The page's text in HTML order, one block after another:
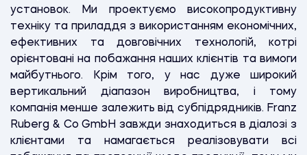
установок. Ми проектуємо високопродуктивну
техніку та приладдя з використанням економічних,
ефективних та довговічних технологій, котрі
орієнтовані на побажання наших клієнтів та вимоги
майбутнього. Крім того, у нас дуже широкий
вертикальний діапазон виробництва, і тому
компанія менше залежить від субпідрядників. Franz
Ruberg & Co GmbH завжди знаходиться в діалозі з
клієнтами та намагається реалізовувати всі